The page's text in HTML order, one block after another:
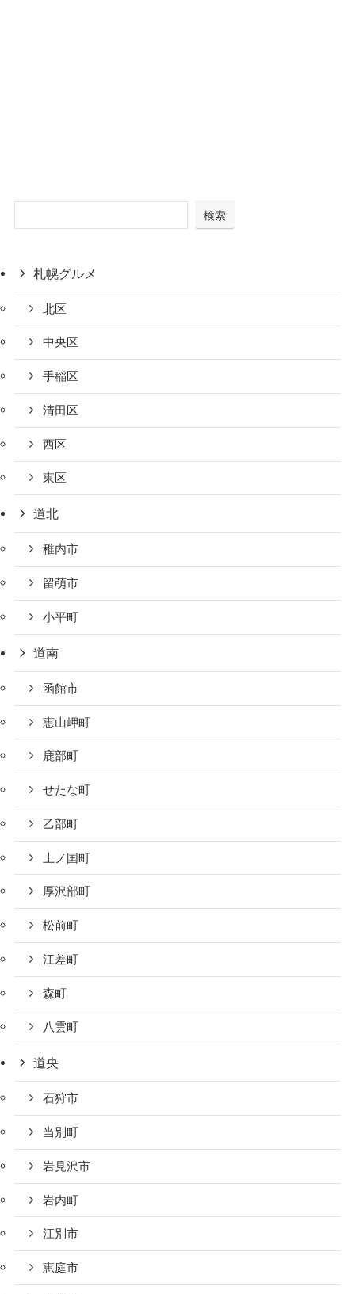
検索
札幌グルメ
北区
中央区
手稲区
清田区
西区
東区
道北
稚内市
留萌市
小平町
道南
函館市
恵山岬町
鹿部町
せたな町
乙部町
上ノ国町
厚沢部町
松前町
江差町
森町
八雲町
道央
石狩市
当別町
岩見沢市
岩内町
江別市
恵庭市